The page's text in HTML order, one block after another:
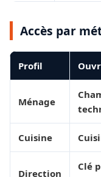
Accès par
Profil
Ménage
Cuisine
Direction
Clé